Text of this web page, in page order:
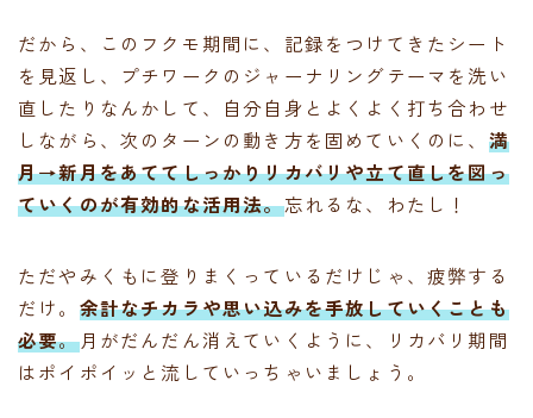
だから、このフクモ期間に、記録をつけてきたシート
を見返し、プチワークのジャーナリングテーマを洗い
直したりなんかして、自分自身とよくよく打ち合わせ
しながら、次のターンの動き方を固めていくのに、 満
月→新月をあててしっかりリカバリや立て直しを図っ
ていくのが有効的な活用法。忘れるな、わたし！
ただやみくもに登りまくっているだけじゃ、疲弊する
だけ。 余計なチカラや思い込みを手放していくことも
必要。月がだんだん消えていくように、リカバリ期間
はポイポイッと流していっちゃいましょう。